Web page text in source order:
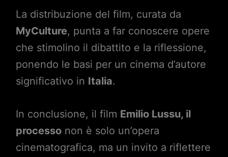
La distribuzione del film, curata da
MyCulture, punta a far conoscere opere
che stimolino il dibattito e la riflessione,
ponendo le basi per un cinema d’autore
significativo in Italia.
In conclusione, il film Emilio Lussu, il
processonon è solo un’opera
cinematografica, ma un invito a riflettere